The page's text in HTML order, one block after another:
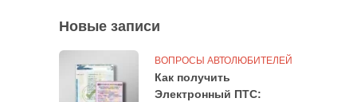
Новые записи
ВОПРОСЫ АВТОЛЮБИТЕЛЕЙ
Как получить
Электронный ПТС: